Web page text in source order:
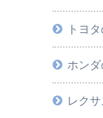
トヨ
ホン
レクサ